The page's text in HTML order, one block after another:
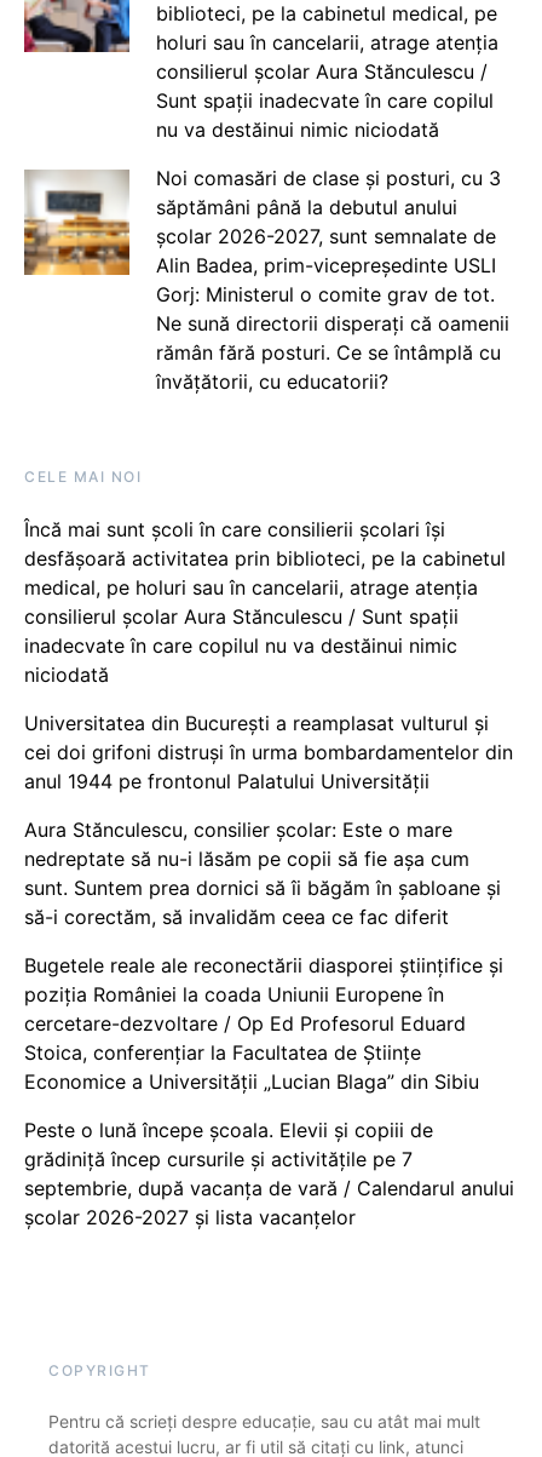
biblioteci, pe la cabinetul medical, pe
holuri sau în cancelarii, atrage atenția
consilierul școlar Aura Stănculescu /
Sunt spații inadecvate în care copilul
nu va destăinui nimic niciodată
Noi comasări de clase și posturi, cu 3
săptămâni până la debutul anului
școlar 2026-2027, sunt semnalate de
Alin Badea, prim-vicepreședinte USLI
Gorj: Ministerul o comite grav de tot.
Ne sună directorii disperați că oamenii
rămân fără posturi. Ce se întâmplă cu
învățătorii, cu educatorii?
CELE MAI NOI
Încă mai sunt școli în care consilierii școlari își
desfășoară activitatea prin biblioteci, pe la cabinetul
medical, pe holuri sau în cancelarii, atrage atenția
consilierul școlar Aura Stănculescu / Sunt spații
inadecvate în care copilul nu va destăinui nimic
niciodată
Universitatea din București a reamplasat vulturul și
cei doi grifoni distruși în urma bombardamentelor din
anul 1944 pe frontonul Palatului Universității
Aura Stănculescu, consilier școlar: Este o mare
nedreptate să nu-i lăsăm pe copii să fie așa cum
sunt. Suntem prea dornici să îi băgăm în șabloane și
să-i corectăm, să invalidăm ceea ce fac diferit
Bugetele reale ale reconectării diasporei științifice și
poziția României la coada Uniunii Europene în
cercetare-dezvoltare / Op Ed Profesorul Eduard
Stoica, conferențiar la Facultatea de Științe
Economice a Universității „Lucian Blaga” din Sibiu
Peste o lună începe școala. Elevii și copiii de
grădiniță încep cursurile și activitățile pe 7
septembrie, după vacanța de vară / Calendarul anului
școlar 2026-2027 și lista vacanțelor
COPYRIGHT
Pentru că scrieți despre educație, sau cu atât mai mult
datorită acestui lucru, ar fi util să citați cu link, atunci